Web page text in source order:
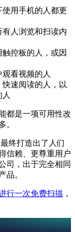
用手机的人都更
人浏览和扫读内
控板的人，或因
看视频的人
速阅读的人，以
都是一项可用性改
。
终打造出了人们
信赖、更尊重用户
司，出于完全相同
品。
行一次免费扫描 ，